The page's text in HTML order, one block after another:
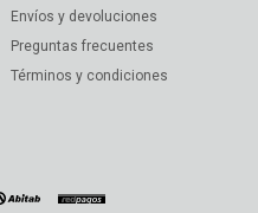
Envíos y devoluciones
Preguntas frecuentes
Términos y condiciones